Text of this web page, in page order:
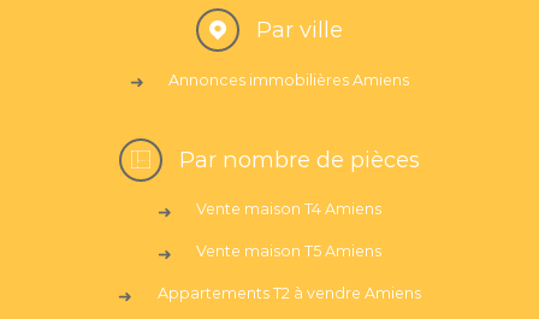
Par ville
Annonces immobilières Amiens
Par nombre de pièces
Vente maison T4 Amiens
Vente maison T5 Amiens
Appartements T2 à vendre Amiens